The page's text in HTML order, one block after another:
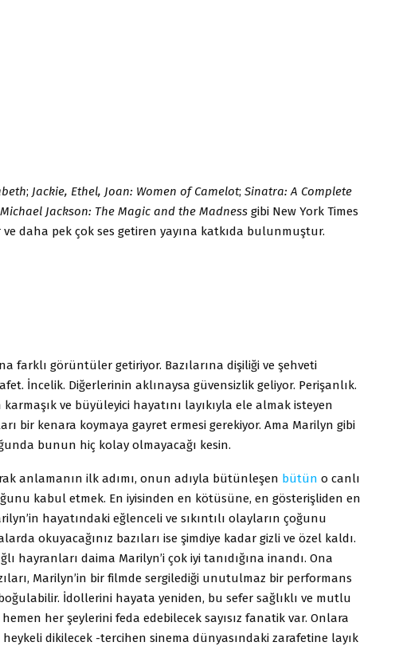
; Jackie, Ethel, Joan: Women of Camelot; Sinatra: A Complete
Michael Jackson: The Magic and the Madness gibi New York Times
ve daha pek çok ses getiren yayına katkıda bulunmuştur.
farklı görüntüler getiriyor. Bazılarına dişiliği ve şehveti
İncelik. Diğerlerinin aklınaysa güvensizlik geliyor. Perişanlık.
karmaşık ve büyüleyici hayatını layıkıyla ele almak isteyen
bir kenara koymaya gayret ermesi gerekiyor. Ama Marilyn gibi
bunun hiç kolay olmayacağı kesin.
anlamanın ilk adımı, onun adıyla bütünleşen bütün o canlı
kabul etmek. En iyisinden en kötüsüne, en gösterişliden en
hayatındaki eğlenceli ve sıkıntılı olayların çoğunu
okuyacağınız bazıları ise şimdiye kadar gizli ve özel kaldı.
hayranları daima Marilyn’i çok iyi tanıdığına inandı. Ona
Marilyn’in bir filmde sergilediği unutulmaz bir performans
İdollerini hayata yeniden, bu sefer sağlıklı ve mutlu
her şeylerini feda edebilecek sayısız fanatik var. Onlara
dikilecek -tercihen sinema dünyasındaki zarafetine layık